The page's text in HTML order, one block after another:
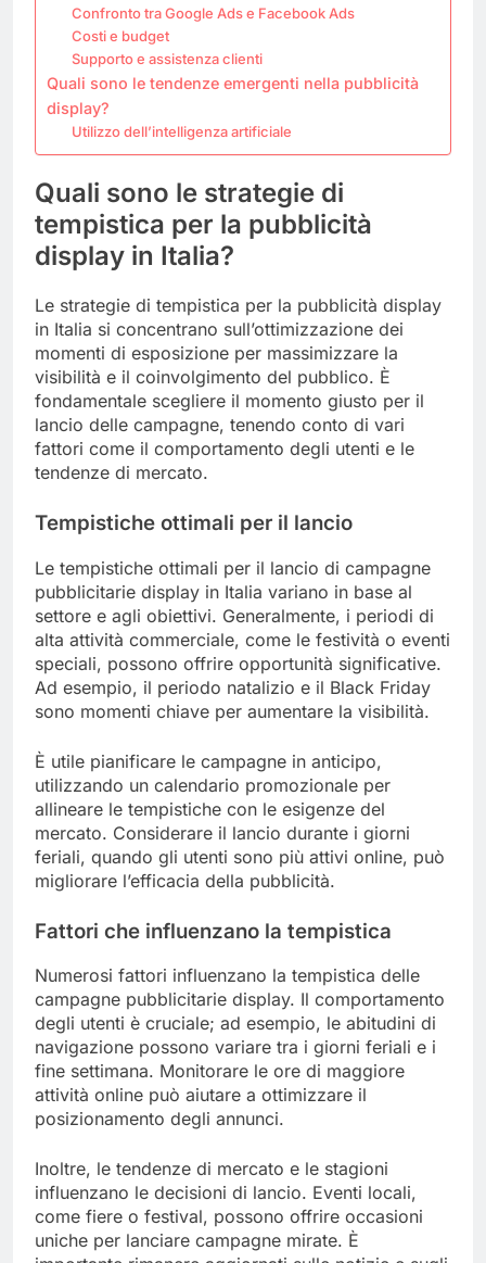
Confronto tra Google Ads e Facebook Ads
Costi e budget
Supporto e assistenza clienti
Quali sono le tendenze emergenti nella pubblicità
display?
Utilizzo dell’intelligenza artificiale
Quali sono le strategie di
tempistica per la pubblicità
display in Italia?
Le strategie di tempistica per la pubblicità display
in Italia si concentrano sull’ottimizzazione dei
momenti di esposizione per massimizzare la
visibilità e il coinvolgimento del pubblico. È
fondamentale scegliere il momento giusto per il
lancio delle campagne, tenendo conto di vari
fattori come il comportamento degli utenti e le
tendenze di mercato.
Tempistiche ottimali per il lancio
Le tempistiche ottimali per il lancio di campagne
pubblicitarie display in Italia variano in base al
settore e agli obiettivi. Generalmente, i periodi di
alta attività commerciale, come le festività o eventi
speciali, possono offrire opportunità significative.
Ad esempio, il periodo natalizio e il Black Friday
sono momenti chiave per aumentare la visibilità.
È utile pianificare le campagne in anticipo,
utilizzando un calendario promozionale per
allineare le tempistiche con le esigenze del
mercato. Considerare il lancio durante i giorni
feriali, quando gli utenti sono più attivi online, può
migliorare l’efficacia della pubblicità.
Fattori che influenzano la tempistica
Numerosi fattori influenzano la tempistica delle
campagne pubblicitarie display. Il comportamento
degli utenti è cruciale; ad esempio, le abitudini di
navigazione possono variare tra i giorni feriali e i
fine settimana. Monitorare le ore di maggiore
attività online può aiutare a ottimizzare il
posizionamento degli annunci.
Inoltre, le tendenze di mercato e le stagioni
influenzano le decisioni di lancio. Eventi locali,
come fiere o festival, possono offrire occasioni
uniche per lanciare campagne mirate. È